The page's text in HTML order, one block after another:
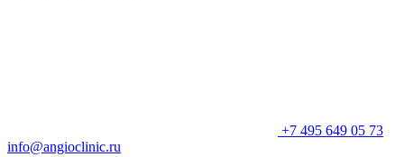
+7 495 649 05 73
info@angioclinic.ru